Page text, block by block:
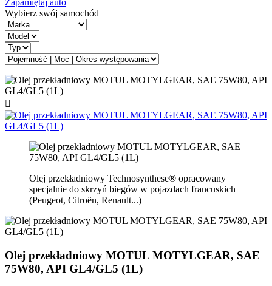
Zapamiętaj auto
Wybierz swój samochód

Olej przekładniowy Technosynthese® opracowany
specjalnie do skrzyń biegów w pojazdach francuskich
(Peugeot, Citroën, Renault...)
Olej przekładniowy MOTUL MOTYLGEAR, SAE
75W80, API GL4/GL5 (1L)